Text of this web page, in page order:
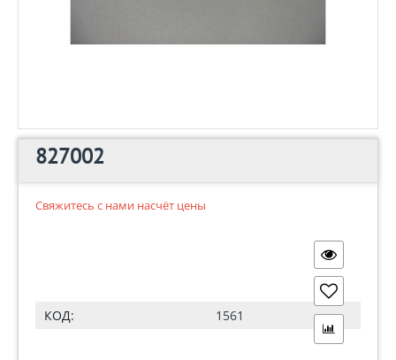
827002
Свяжитесь с нами насчёт цены
КОД: 1561